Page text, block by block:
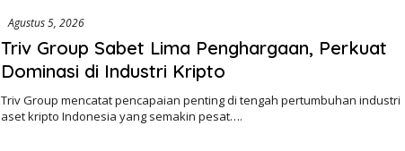
Agustus 5, 2026
Triv Group Sabet Lima Penghargaan, Perkuat
Dominasi di Industri Kripto
Triv Group mencatat pencapaian penting di tengah pertumbuhan industri
aset kripto Indonesia yang semakin pesat….